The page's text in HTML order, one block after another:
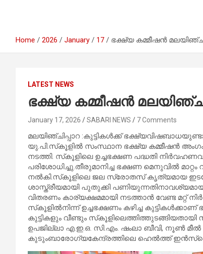
Home 2026 January 17 ഭക്ഷ്യ കമ്മീഷൻ
LATEST NEWS
ഭക്ഷ്യ കമ്മീഷൻ
January 17, 2026 SABARI NEWS 7 Comments
മലയിഞ്ചിപ്പാറ :കുട്ടികൾക്ക്
യു.പി.സ്‌കൂളിൽ സംസ്ഥാന ഭക്ഷ്യ കമ്മീഷൻ
നടത്തി. സ്‌കൂളിലെ ഉച്ചഭക്ഷണ പദ്ധതി
പരിശോധിച്ചു.തീരുമാനിച്ച ഭക്ഷണ മെനുവിൽ
നൽകി.സ്‌കൂളിലെ ജല സ്രോതസ് കൃത്യമായ
ശാസ്ത്രീയമായി പുതുക്കി പണിയുന്നതിനാവശ്യമായ
വിതരണം കാര്യക്ഷമമായി നടത്താൻ വേണ്ട മറ്റ്
സ്‌കൂളിൽനിന്ന് ഉച്ചഭക്ഷണം കഴിച്ച
കുട്ടികളും വീണ്ടും
ഉപജില്ലാ എ.ഇ.ഒ. സി.എം. ഷംലാ ബീവി, നൂൺ
കുടുംബാരോഗ്യകേന്ദ്രത്തിലെ ഹെൽത്ത്